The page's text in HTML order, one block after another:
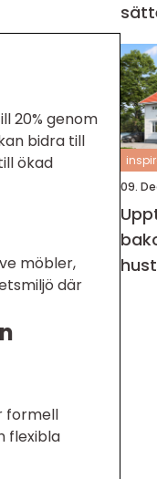
20% genom
bidra till
ökad
möbler,
där
formell
flexibla
09.